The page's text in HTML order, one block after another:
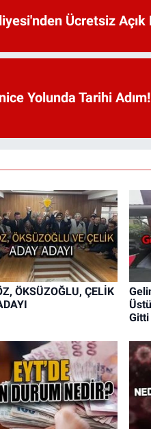
Ücretsiz Açık
Yolunda Tarihi
ÖKSÜZOĞLU, ÇELİK
Gitti